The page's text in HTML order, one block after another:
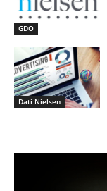
GDO
Dati Nielsen